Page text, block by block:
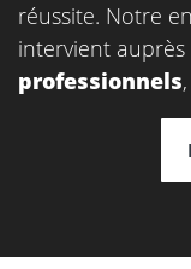
réussite. Notre
intervient auprès
professionnels